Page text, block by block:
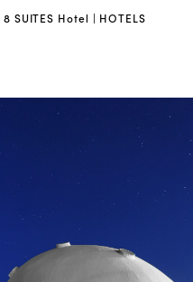
SUITES Hotel | HOTELS